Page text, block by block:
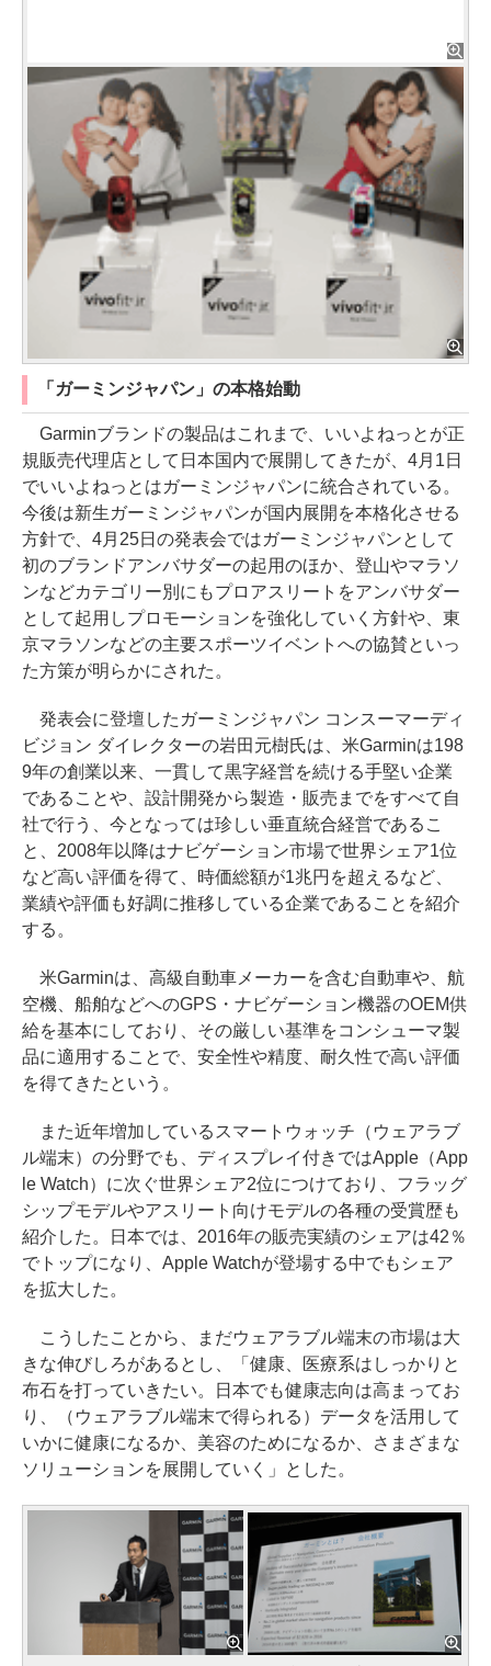
「ガーミンジャパン」の本格始動
Garminブランドの製品はこれまで、いいよねっとが正
規販売代理店として日本国内で展開してきたが、4月1日
でいいよねっとはガーミンジャパンに統合されている。
今後は新生ガーミンジャパンが国内展開を本格化させる
方針で、4月25日の発表会ではガーミンジャパンとして
初のブランドアンバサダーの起用のほか、登山やマラソ
ンなどカテゴリー別にもプロアスリートをアンバサダー
として起用しプロモーションを強化していく方針や、東
京マラソンなどの主要スポーツイベントへの協賛といっ
た方策が明らかにされた。
発表会に登壇したガーミンジャパン コンスーマーディ
ビジョン ダイレクターの岩田元樹氏は、米Garminは198
9年の創業以来、一貫して黒字経営を続ける手堅い企業
であることや、設計開発から製造・販売までをすべて自
社で行う、今となっては珍しい垂直統合経営であるこ
と、2008年以降はナビゲーション市場で世界シェア1位
など高い評価を得て、時価総額が1兆円を超えるなど、
業績や評価も好調に推移している企業であることを紹介
する。
米Garminは、高級自動車メーカーを含む自動車や、航
空機、船舶などへのGPS・ナビゲーション機器のOEM供
給を基本にしており、その厳しい基準をコンシューマ製
品に適用することで、安全性や精度、耐久性で高い評価
を得てきたという。
また近年増加しているスマートウォッチ（ウェアラブ
ル端末）の分野でも、ディスプレイ付きではApple（App
le Watch）に次ぐ世界シェア2位につけており、フラッグ
シップモデルやアスリート向けモデルの各種の受賞歴も
紹介した。日本では、2016年の販売実績のシェアは42％
でトップになり、Apple Watchが登場する中でもシェア
を拡大した。
こうしたことから、まだウェアラブル端末の市場は大
きな伸びしろがあるとし、「健康、医療系はしっかりと
布石を打っていきたい。日本でも健康志向は高まってお
り、（ウェアラブル端末で得られる）データを活用して
いかに健康になるか、美容のためになるか、さまざまな
ソリューションを展開していく」とした。